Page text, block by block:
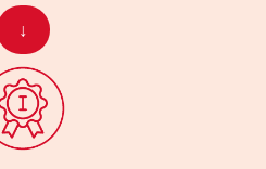
↓